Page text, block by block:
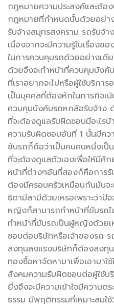
กฎหมายความประสงค์และต้
กฎหมายที่กำหนดนั้นด้วยอย่า
รับจ้างสมุทรสงคราม รถรับจ้
เนื่องจากจะมีความรู้ในเรื่อง
ในการควบคุมรถด้วยอย่างเดี
ด้วยจึงจะทำหน้าที่ควบคุมบังคั
ที่เราอยากจะไปหรือผู้ใช้บริกา
เป็นบุคคลที่ต้องหักในภารกิจเ
ควบคุมบังคับรถหกล้อรับจ้าง
ที่จะต้องดูแลรับผิดชอบมีอะไ
ความรับผิดชอบอันที่ 1 นั้นมีคว
ขับรถก็ถือว่าเป็นคนคนหนึ่งเป็
ที่จะต้องดูแลตัวเองเพื่อให้มีศั
หน้าที่ต่างๆอันที่สองก็คือการ
ต้องมีครอบครัวเหมือนกันมันจ
ธิดามีสามีด้วยเหรอเพราะว่า
หญิงก็สามารถทำหน้าที่ขับรถ
ทำหน้าที่ขับรถเป็นผู้หญิงด้วย
ชอบต่อบริษัทหรือเจ้าของรถ
ลงทุนลงแรงบริษัทก็ต้องลงทุน
ทองซื้อหาจัดหามาเพื่อเอามาใ
สังคมความรับผิดชอบต่อผู้ใช้บ
ยิ่งจึงจะมีความเข้าใจมีความต
ธรรม มีพฤติกรรมที่เหมาะสม